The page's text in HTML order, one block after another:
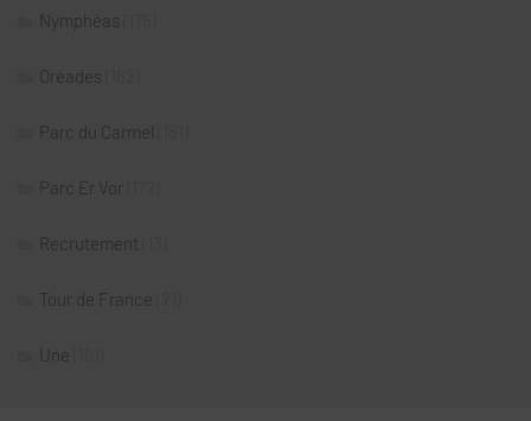
Nymphéas
Oréades
Parc du Carmel
Parc Er Vor
Recrutement
Tour de France
Une